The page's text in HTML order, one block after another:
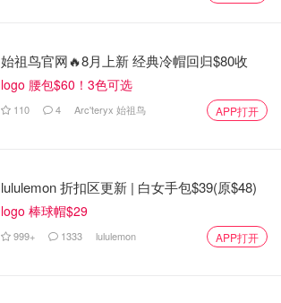
始祖鸟官网🔥8月上新 经典冷帽回归$80收
logo 腰包$60！3色可选
110 4 Arc'teryx 始祖鸟 APP打开
lululemon 折扣区更新 | 白女手包$39(原$48)
logo 棒球帽$29
999+ 1333 lululemon APP打开